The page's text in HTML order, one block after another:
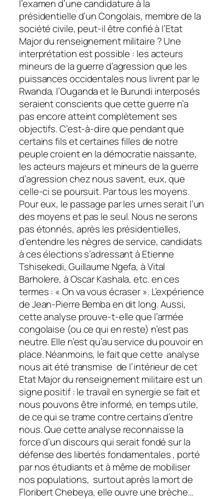
l’examen d’une candidature à la
présidentielle d’un Congolais, membre de la
société civile, peut-il être confié à l’Etat
Major du renseignement militaire ? Une
interprétation est possible : les acteurs
mineurs de la guerre d’agression que les
puissances occidentales nous livrent par le
Rwanda, l’Ouganda et le Burundi interposés
seraient conscients que cette guerre n’a
pas encore atteint complètement ses
objectifs. C’est-à-dire que pendant que
certains fils et certaines filles de notre
peuple croient en la démocratie naissante,
les acteurs majeurs et mineurs de la guerre
d’agression chez nous savent, eux, que
celle-ci se poursuit. Par tous les moyens.
Pour eux, le passage par les urnes serait l’un
des moyens et pas le seul. Nous ne serons
pas étonnés, après les présidentielles,
d’entendre les nègres de service, candidats
à ces élections s’adressant à Etienne
Tshisekedi, Guillaume Ngefa, à Vital
Barholere, à Oscar Kashala, etc. en ces
termes : « On va vous écraser ». L’expérience
de Jean-Pierre Bemba en dit long. Aussi,
cette analyse prouve-t-elle que l’armée
congolaise (ou ce qui en reste) n’est pas
neutre. Elle n’est qu’au service du pouvoir en
place. Néanmoins, le fait que cette analyse
nous ait été transmise de l’intérieur de cet
Etat Major du renseignement militaire est un
signe positif : le travail en synergie se fait et
nous pouvons être informé, en temps utile,
de ce qui se trame contre certains d’entre
nous. Que cette analyse reconnaisse la
force d’un discours qui serait fondé sur la
défense des libertés fondamentales , porté
par nos étudiants et à même de mobiliser
nos populations, surtout après la mort de
Floribert Chebeya, elle ouvre une brèche…